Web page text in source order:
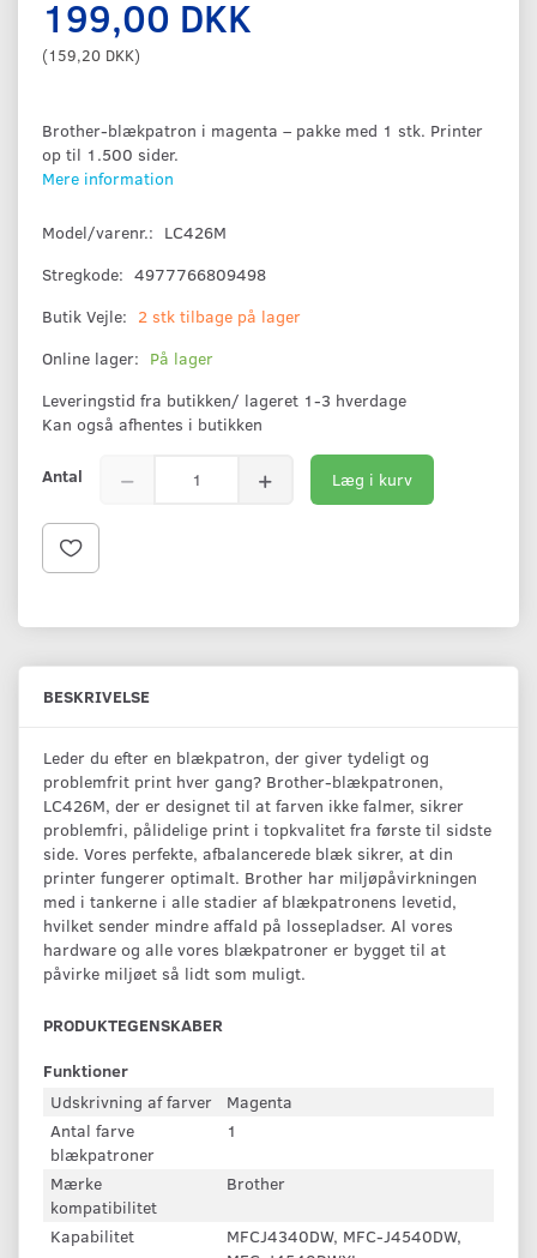
199,00 DKK
(159,20 DKK)
Brother-blækpatron i magenta – pakke med 1 stk. Printer
op til 1.500 sider.
Mere information
Model/varenr.: LC426M
Stregkode: 4977766809498
Butik Vejle: 2 stk tilbage på lager
Online lager: På lager
Leveringstid fra butikken/ lageret 1-3 hverdage
Kan også afhentes i butikken
Antal Læg i kurv
BESKRIVELSE
Leder du efter en blækpatron, der giver tydeligt og
problemfrit print hver gang? Brother-blækpatronen,
LC426M, der er designet til at farven ikke falmer, sikrer
problemfri, pålidelige print i topkvalitet fra første til sidste
side. Vores perfekte, afbalancerede blæk sikrer, at din
printer fungerer optimalt. Brother har miljøpåvirkningen
med i tankerne i alle stadier af blækpatronens levetid,
hvilket sender mindre affald på lossepladser. Al vores
hardware og alle vores blækpatroner er bygget til at
påvirke miljøet så lidt som muligt.
PRODUKTEGENSKABER
Funktioner
Udskrivning af farver
Magenta
Antal farve
blækpatroner
1
Mærke
kompatibilitet
Brother
Kapabilitet
MFCJ4340DW, MFC-J4540DW,